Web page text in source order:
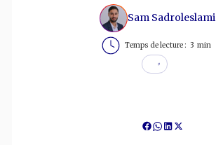
Sam Sadroleslami
Temps de lecture : 3 min